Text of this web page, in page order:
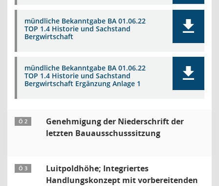
mündliche Bekanntgabe BA 01.06.22
TOP 1.4 Historie und Sachstand
Bergwirtschaft
mündliche Bekanntgabe BA 01.06.22
TOP 1.4 Historie und Sachstand
Bergwirtschaft Ergänzung Anlage 1
Ö 2
Genehmigung der Niederschrift der
letzten Bauausschusssitzung
Ö 3
Luitpoldhöhe; Integriertes
Handlungskonzept mit vorbereitenden